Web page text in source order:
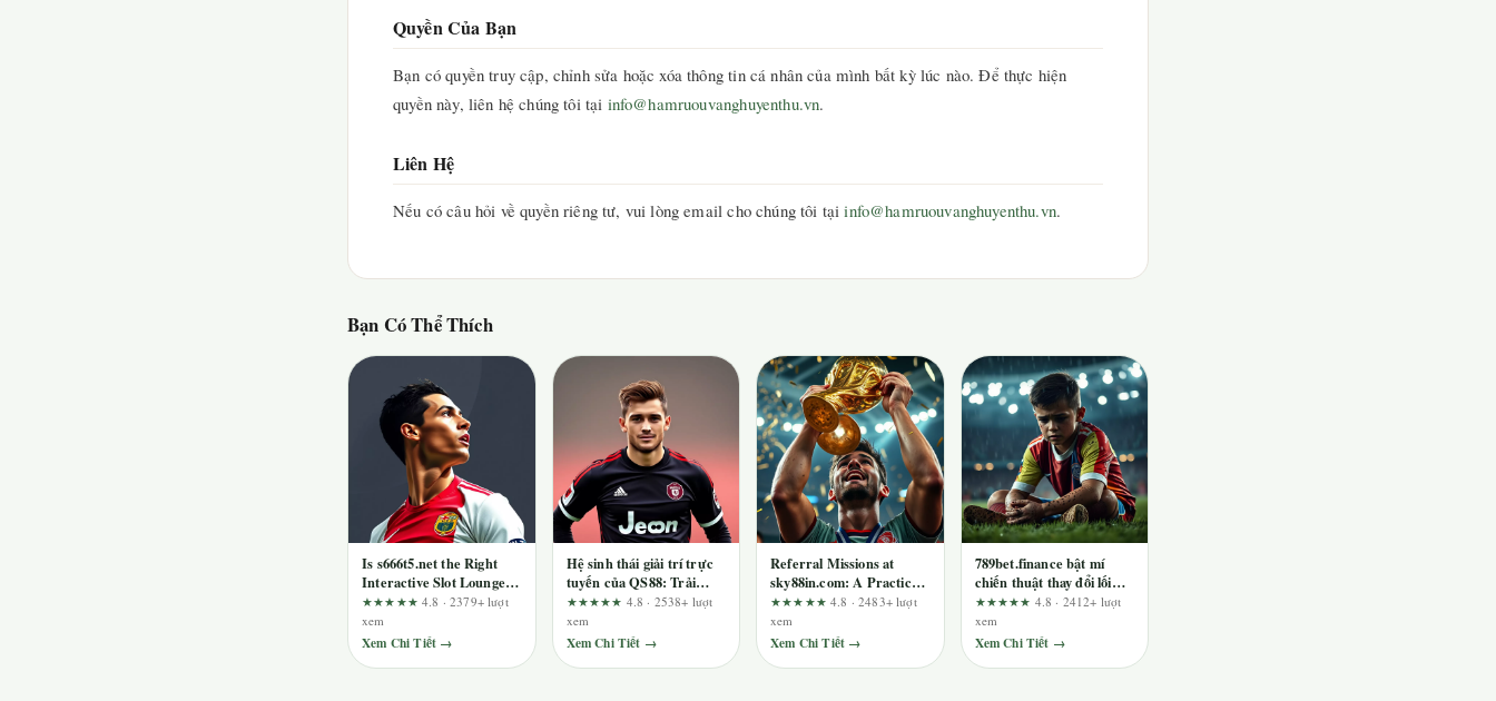
Quyền Của Bạn
Bạn có quyền truy cập, chỉnh sửa hoặc xóa thông tin cá nhân của mình bất kỳ lúc nào. Để thực hiện
quyền này, liên hệ chúng tôi tại info@hamruouvanghuyenthu.vn.
Liên Hệ
Nếu có câu hỏi về quyền riêng tư, vui lòng email cho chúng tôi tạiinfo@hamruouvanghuyenthu.vn.
Bạn Có Thể Thích
Is s666t5.net the Right
Interactive Slot Lounge
for You? A UX-Focused
Review
★★★★★4.8 · 2379+ lượt
xem
Xem Chi Tiết →
Hệ sinh thái giải trí trực
tuyến của QS88: Trải
nghiệm đỉnh cao cho
người chơi Việt
★★★★★ 4.8 · 2538+ lượt
xem
Xem Chi Tiết →
Referral Missions at
sky88in.com: A Practical
Review of Transparency,
Speed, and Real Reward
Potential
★★★★★4.8 · 2483+ lượt
xem
Xem Chi Tiết →
789bet.finance bật mí
chiến thuật thay đổi lối
chơi Liêng linh hoạt
★★★★★ 4.8 · 2412+ lượt
xem
Xem Chi Tiết →